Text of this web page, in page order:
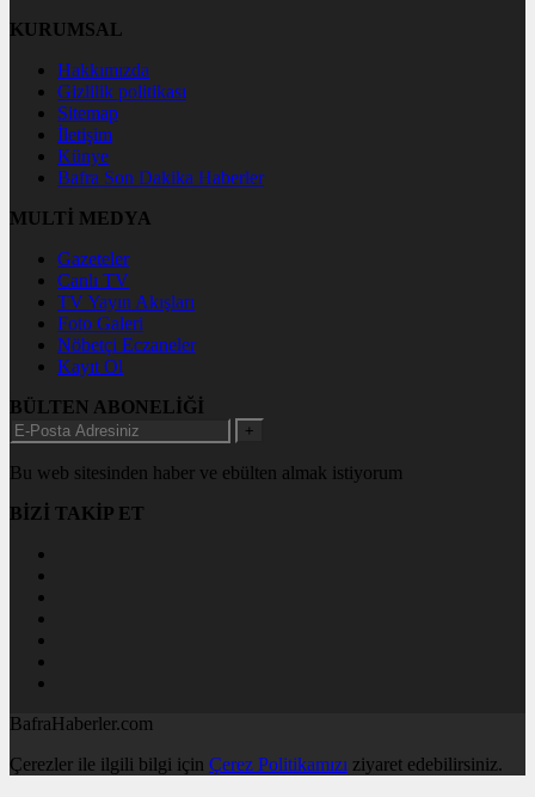
KURUMSAL
Hakkımızda
Gizlilik politikası
Sitemap
İletişim
Künye
Bafra Son Dakika Haberler
MULTİ MEDYA
Gazeteler
Canlı TV
TV Yayın Akışları
Foto Galeri
Nöbetçi Eczaneler
Kayıt Ol
BÜLTEN ABONELİĞİ
+
Bu web sitesinden haber ve ebülten almak istiyorum
BİZİ TAKİP ET
BafraHaberler.com
Çerezler ile ilgili bilgi için Çerez Politikamızı ziyaret edebilirsiniz.